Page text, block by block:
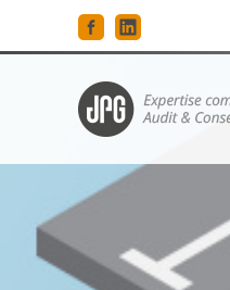
au
contenu